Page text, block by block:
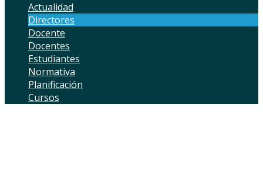
Actualidad
Directores
Docente
Docentes
Estudiantes
Normativa
Planificación
Cursos